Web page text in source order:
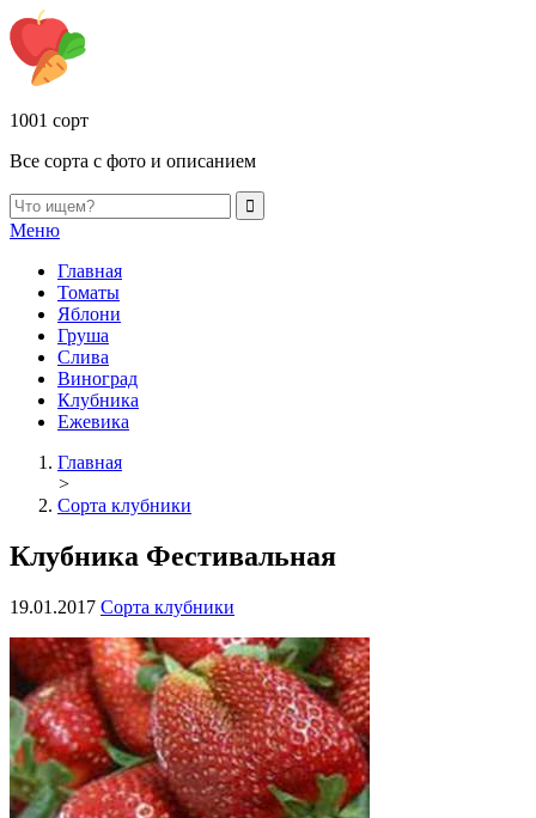
1001 сорт
Все сорта с фото и описанием
Меню
Главная
Томаты
Яблони
Груша
Слива
Виноград
Клубника
Ежевика
Главная
>
Сорта клубники
Клубника Фестивальная
19.01.2017 Сорта клубники